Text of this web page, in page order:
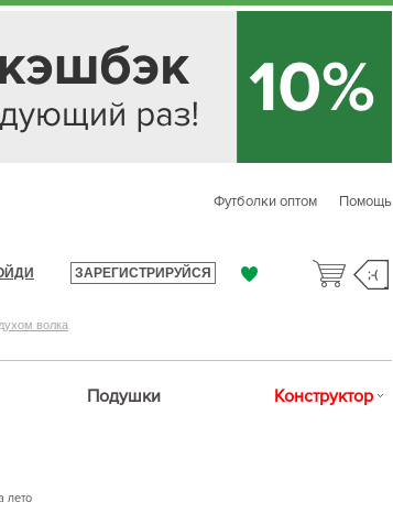
Помощь
Футболки оптом
ЗАРЕГИСТРИРУЙСЯ ;-(
волка
Подушки Конструктор
лето